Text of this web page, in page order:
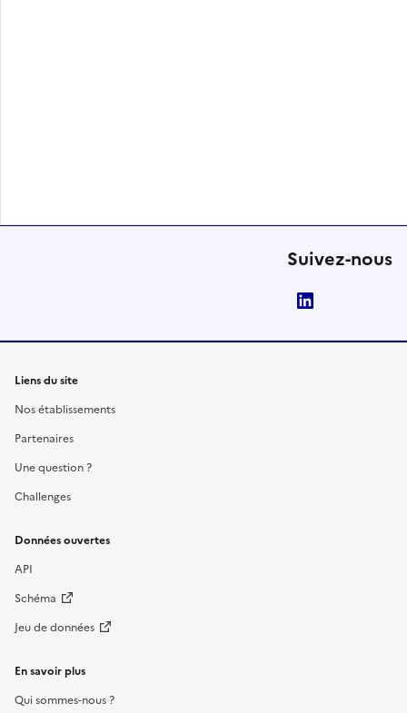
Suivez-nous
Liens du site
Nos établissements
Partenaires
Une question ?
Challenges
Données ouvertes
API
Schéma
Jeu de données
En savoir plus
Qui sommes-nous ?